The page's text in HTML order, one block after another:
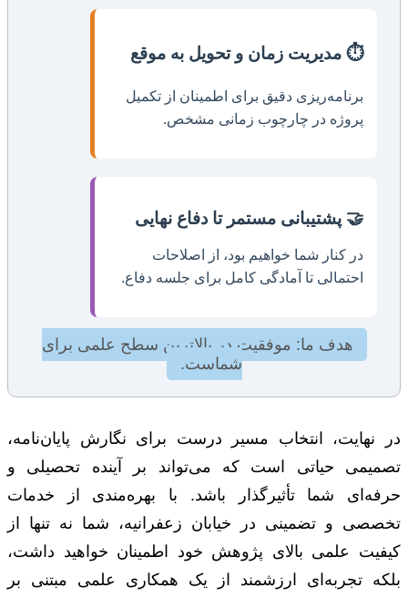
⏱️ مدیریت زمان و تحویل به موقع
برنامه‌ریزی دقیق برای اطمینان از تکمیل
پروژه در چارچوب زمانی مشخص.
🤝 پشتیبانی مستمر تا دفاع نهایی
در کنار شما خواهیم بود، از اصلاحات
احتمالی تا آمادگی کامل برای جلسه دفاع.
هدف ما: موفقیت در بالاترین سطح علمی برای
شماست.
در نهایت، انتخاب مسیر درست برای نگارش پایان‌نامه،
تصمیمی حیاتی است که می‌تواند بر آینده تحصیلی و
حرفه‌ای شما تأثیرگذار باشد. با بهره‌مندی از خدمات
تخصصی و تضمینی در خیابان زعفرانیه، شما نه تنها از
کیفیت علمی بالای پژوهش خود اطمینان خواهید داشت،
بلکه تجربه‌ای ارزشمند از یک همکاری علمی مبتنی بر